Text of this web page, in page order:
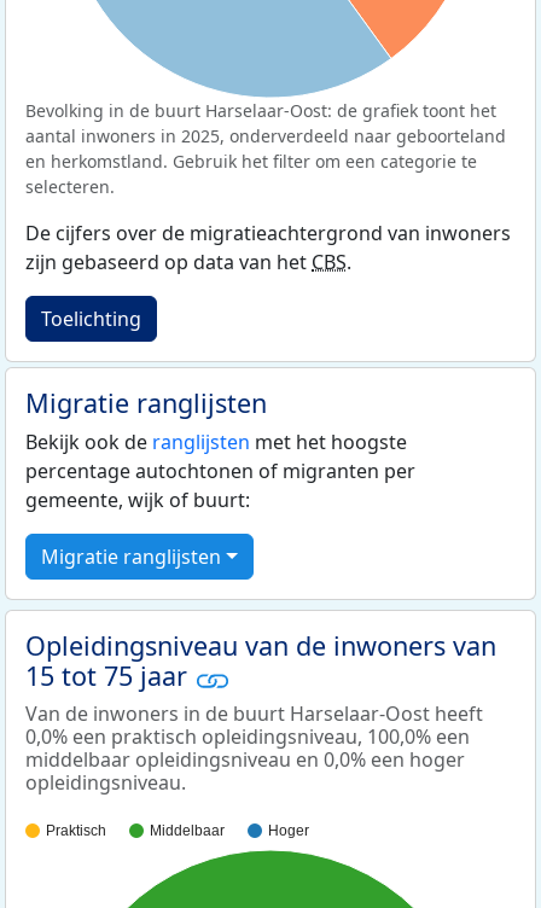
Bevolking in de buurt Harselaar-Oost: de grafiek toont het
aantal inwoners in 2025, onderverdeeld naar geboorteland
en herkomstland. Gebruik het filter om een categorie te
selecteren.
De cijfers over de migratieachtergrond van inwoners
zijn gebaseerd op data van het CBS.
Toelichting
Migratie ranglijsten
Bekijk ook de ranglijsten met het hoogste
percentage autochtonen of migranten per
gemeente, wijk of buurt:
Migratie ranglijsten
Opleidingsniveau van de inwoners van
15 tot 75 jaar
Van de inwoners in de buurt Harselaar-Oost heeft
0,0% een praktisch opleidingsniveau, 100,0% een
middelbaar opleidingsniveau en 0,0% een hoger
opleidingsniveau.
Praktisch Middelbaar Hoger